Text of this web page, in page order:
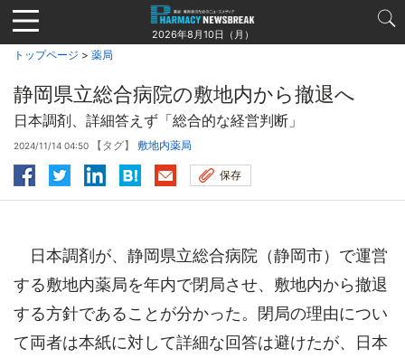
Jump
to
navigation
2026年8月10日（月）
トップページ > 薬局
静岡県立総合病院の敷地内から撤退へ
日本調剤、詳細答えず「総合的な経営判断」
2024/11/14 04:50 【タグ】 敷地内薬局
保存
日本調剤が、静岡県立総合病院（静岡市）で運営
する敷地内薬局を年内で閉局させ、敷地内から撤退
する方針であることが分かった。閉局の理由につい
て両者は本紙に対して詳細な回答は避けたが、日本